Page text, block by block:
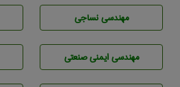
مهندسي نساجی
مهندسی ایمنی صنعتی